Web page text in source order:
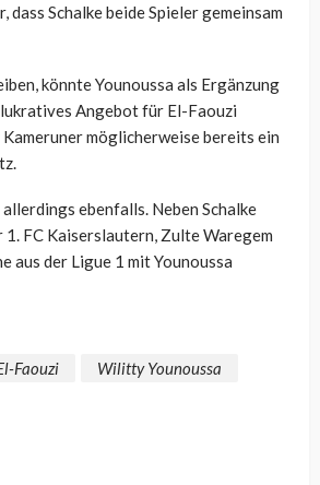
dass Schalke beide Spieler gemeinsam
könnte Younoussa als Ergänzung
Angebot für El-Faouzi
möglicherweise bereits ein
ebenfalls. Neben Schalke
1. FC Kaiserslautern, Zulte Waregem
aus der Ligue 1 mit Younoussa
Faouzi Wilitty Younoussa